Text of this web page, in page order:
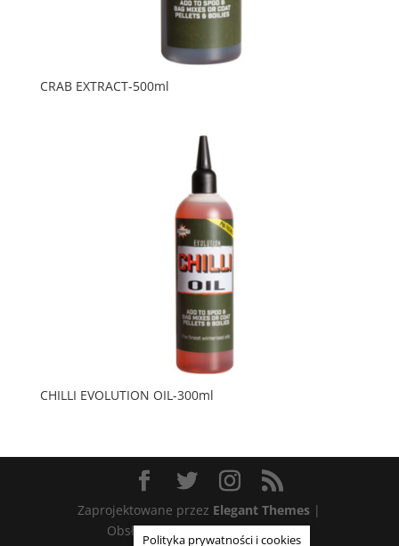
CRAB EXTRACT-500ml
CHILLI EVOLUTION OIL-300ml
Zaprojektowane przez Elegant Themes |
Obsługiwane przezWordPress
Polityka prywatności i cookies